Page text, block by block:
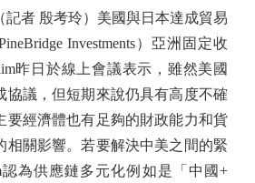
者 殷考玲）美國與日本達成貿易
Investments）亞洲固定收
昨日於線上會議表示，雖然美國
協議，但短期來說仍具有高度不確
要經濟體也有足夠的財政能力和貨
相關影響。若要解決中美之間的緊
認為供應鏈多元化例如是「中國+